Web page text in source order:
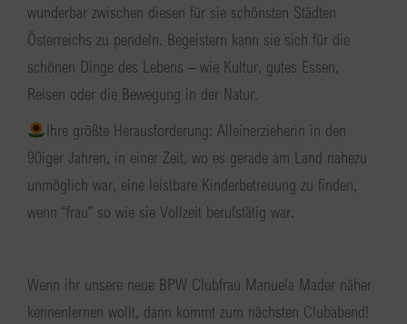
wunderbar zwischen diesen für sie schönsten Städten
Österreichs zu pendeln. Begeistern kann sie sich für die
schönen Dinge des Lebens – wie Kultur, gutes Essen,
Reisen oder die Bewegung in der Natur.
Ihre größte Herausforderung: Alleinerzieherin in den
90iger Jahren, in einer Zeit, wo es gerade am Land nahezu
unmöglich war, eine leistbare Kinderbetreuung zu finden,
wenn “frau” so wie sie Vollzeit berufstätig war.
Wenn ihr unsere neue BPW Clubfrau Manuela Mader näher
kennenlernen wollt, dann kommt zum nächsten Clubabend!